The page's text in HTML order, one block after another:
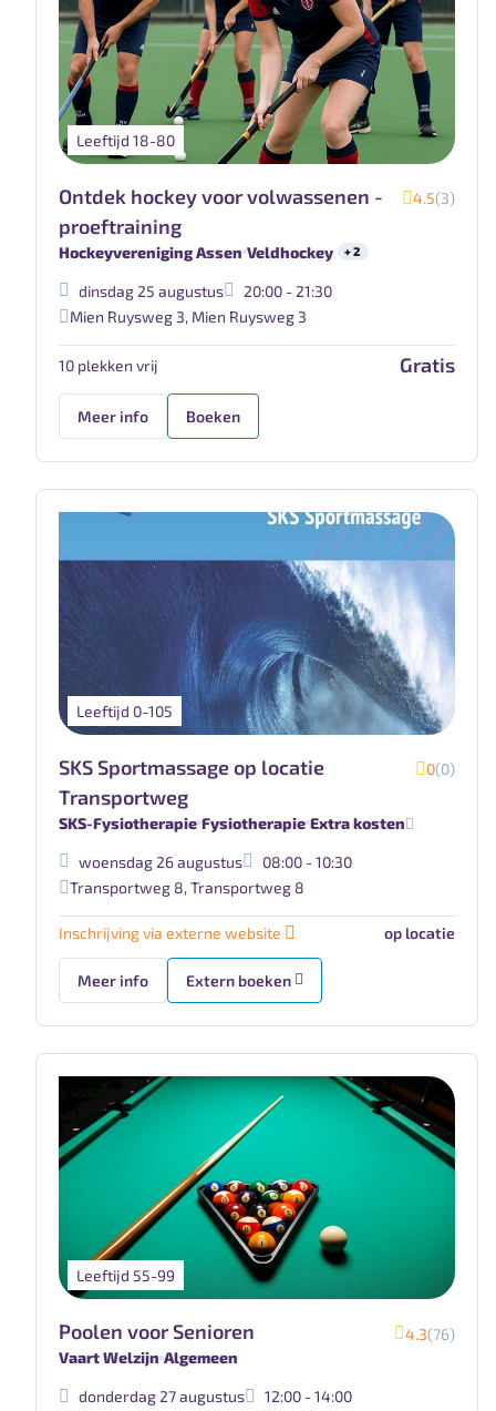
Leeftijd 18-80
Ontdek hockey voor volwassenen -
proeftraining
4.5(3)
Hockeyvereniging Assen Veldhockey + 2
dinsdag 25 augustus
20:00 - 21:30
Mien Ruysweg 3, Mien Ruysweg 3
10 plekken vrij Gratis
Meer info Boeken
Leeftijd 0-105
SKS Sportmassage op locatie
Transportweg
0(0)
SKS-Fysiotherapie Fysiotherapie Extra kosten
woensdag 26 augustus
08:00 - 10:30
Transportweg 8, Transportweg 8
Inschrijving via externe website op locatie
Meer info Extern boeken
Leeftijd 55-99
Poolen voor Senioren 4.3(76)
Vaart Welzijn Algemeen
donderdag 27 augustus
12:00 - 14:00